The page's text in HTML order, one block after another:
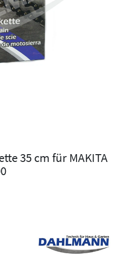
35 cm für MAKITA